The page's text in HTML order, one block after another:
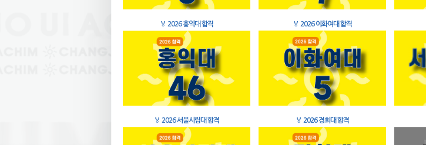
🏅 2026 홍익대 합격 🏅 2026 이화여대 합격
🏅 2026 서울시립대 합격 🏅 2026 경희대 합격